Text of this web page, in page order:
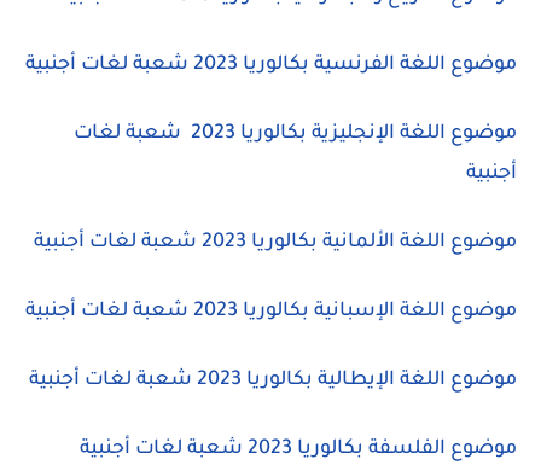
موضوع اللغة الفرنسية بكالوريا 2023 شعبة لغات أجنبية
موضوع اللغة الإنجليزية بكالوريا 2023
شعبة لغات
أجنبية
موضوع اللغة الألمانية بكالوريا 2023 شعبة لغات أجنبية
موضوع اللغة الإسبانية بكالوريا 2023 شعبة لغات أجنبية
موضوع اللغة الإيطالية بكالوريا 2023 شعبة لغات أجنبية
موضوع الفلسفة بكالوريا 2023 شعبة لغات أجنبية